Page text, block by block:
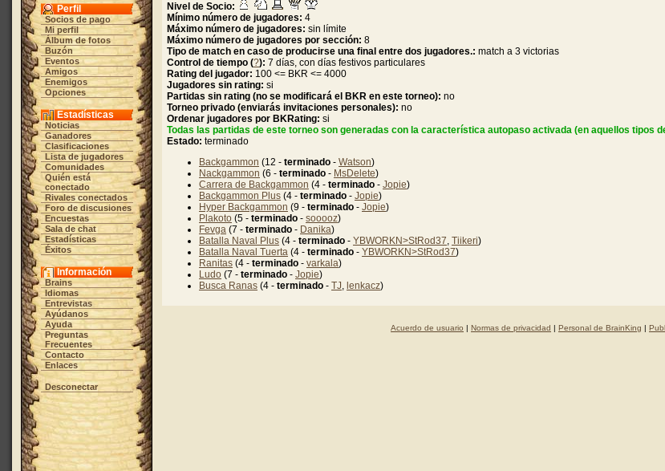
Perfil
Socios de pago
Mi perfil
Álbum de fotos
Buzón
Eventos
Amigos
Enemigos
Opciones
Estadísticas
Noticias
Ganadores
Clasificaciones
Lista de jugadores
Comunidades
Quién está
conectado
Rivales conectados
Foro de discusiones
Encuestas
Sala de chat
Estadísticas
Éxitos
Información
Brains
Idiomas
Entrevistas
Ayúdanos
Ayuda
Preguntas
Frecuentes
Contacto
Enlaces
Desconectar
Nivel de Socio:
Mínimo número de jugadores: 4
Máximo número de jugadores: sin límite
Máximo número de jugadores por sección: 8
Tipo de match en caso de producirse una final entre dos jugadores.: match a 3 victorias
Control de tiempo (?): 7 días, con días festivos particulares
Rating del jugador: 100 <= BKR <= 4000
Jugadores sin rating: si
Partidas sin rating (no se modificará el BKR en este torneo): no
Torneo privado (enviarás invitaciones personales): no
Ordenar jugadores por BKRating: si
Todas las partidas de este torneo son generadas con la característica autopaso activada (en aquellos tipos
Estado: terminado
Backgammon (12 - terminado - Watson)
Nackgammon (6 - terminado - MsDelete)
Carrera de Backgammon (4 - terminado - Jopie)
Backgammon Plus (4 - terminado - Jopie)
Hyper Backgammon (9 - terminado - Jopie)
Plakoto (5 - terminado - sooooz)
Fevga (7 - terminado - Danika)
Batalla Naval Plus (4 - terminado - YBWORKN>StRod37, Tiikeri)
Batalla Naval Tuerta (4 - terminado - YBWORKN>StRod37)
Ranitas (4 - terminado - varkala)
Ludo (7 - terminado - Jopie)
Busca Ranas (4 - terminado - TJ, lenkacz)
Acuerdo de usuario | Normas de privacidad | Personal de BrainKing |